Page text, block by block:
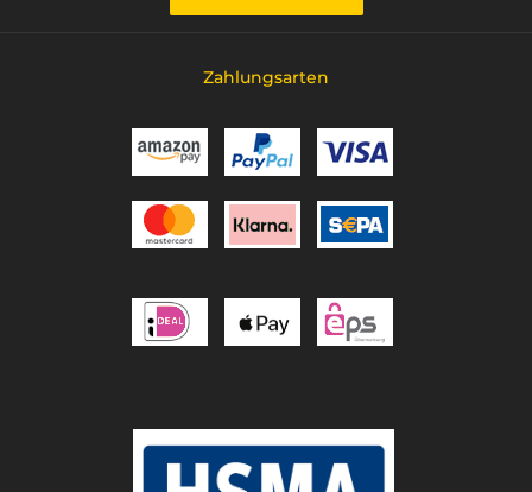
Zahlungsarten